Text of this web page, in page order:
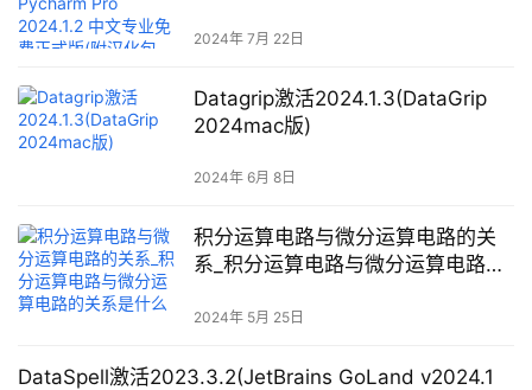
2024年 7月 22日
Datagrip激活2024.1.3(DataGrip
2024mac版)
2024年 6月 8日
积分运算电路与微分运算电路的关
系_积分运算电路与微分运算电路的
2024年 5月 25日
DataSpell激活2023.3.2(JetBrains GoLand v2024.1